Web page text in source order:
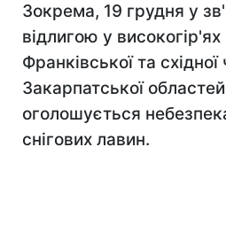
Зокрема, 19 грудня у
відлигою у високогір'ях
Франківської та
Закарпатської областей
оголошується
снігових лавин.